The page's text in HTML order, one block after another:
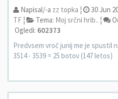
Napisal/-a zz topka ¦ 30 Jun
TF ¦ Tema: Moj srčni hrib.. ¦
Ogledi: 602373
Predvsem vroč junij me je spustil
3514 - 3539 = 25 botov (147 letos)